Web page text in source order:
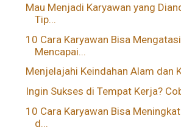
Mau Menjadi Karyawan yang
Tip...
10 Cara Karyawan Bisa
Mencapai...
Menjelajahi Keindahan Alam dan
Ingin Sukses di Tempat Kerja?
10 Cara Karyawan Bisa
d...